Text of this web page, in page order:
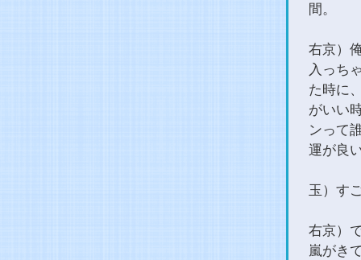
間。
右京）
入っち
た時に
がいい
ンって
運が良
玉）す
右京）
嵐がき